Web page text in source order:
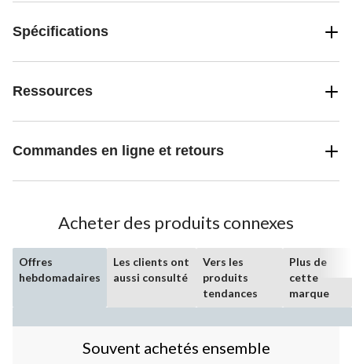
Spécifications
Ressources
Commandes en ligne et retours
Acheter des produits connexes
Offres
hebdomadaires
Les clients ont
aussi consulté
Vers les
produits
tendances
Plus de
cette
marque
Souvent achetés ensemble